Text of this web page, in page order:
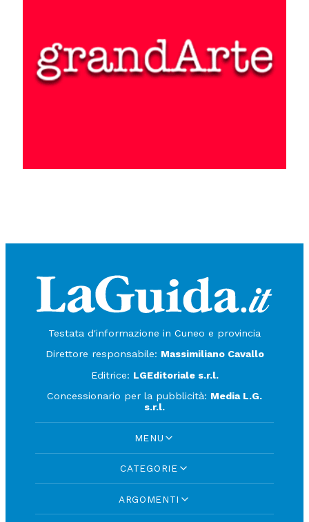
Testata d'informazione in Cuneo e provincia
Direttore responsabile: Massimiliano Cavallo
Editrice: LGEditoriale s.r.l.
Concessionario per la pubblicità: Media L.G.
s.r.l.
MENU
CATEGORIE
ARGOMENTI